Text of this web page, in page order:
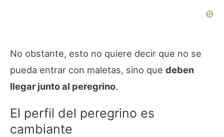
No obstante, esto no quiere decir que no se
pueda entrar con maletas, sino que deben
llegar junto al peregrino.
El perfil del peregrino es
cambiante